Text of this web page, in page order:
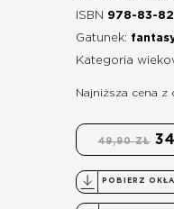
ISBN 978-83-
Gatunek:
Kategoria
Najniższa cena
49,90 ZŁ
POBIERZ